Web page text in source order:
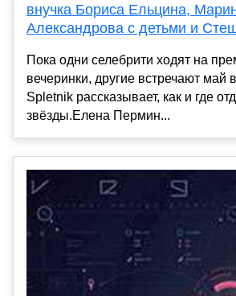
внучка Бориса Ельцина,
Александрова с детьми и
Пока одни селебрити ходят на
вечеринки, другие встречают май
Spletnik рассказывает, как и где
звёзды.Елена Пермин...